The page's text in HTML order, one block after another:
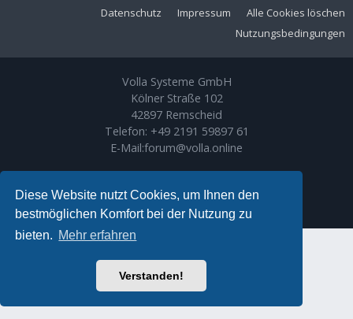
Diese Website nutzt Cookies, um Ihnen den
bestmöglichen Komfort bei der Nutzung zu
bieten. Mehr erfahren
Verstanden!
Alle Cookies löschen
Impressum
Datenschutz
Nutzungsbedingungen
Volla Systeme GmbH
Kölner Straße 102
42897 Remscheid
Telefon: +49 2191 59897 61
E-Mail:forum@volla.online
Ariki Theme byGramziu